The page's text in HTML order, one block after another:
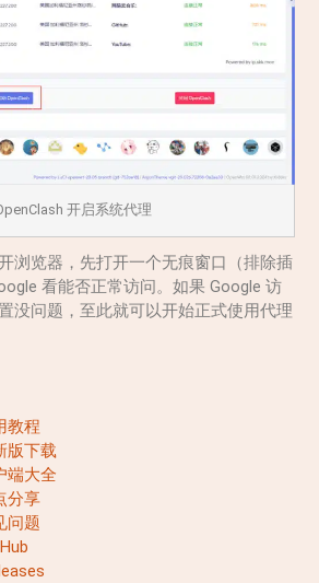
开启系统代理
浏览器，先打开一个无痕窗口（排除插
看能否正常访问。如果 Google 访
没问题，至此就可以开始正式使用代理
教程
版下载
端大全
分享
问题